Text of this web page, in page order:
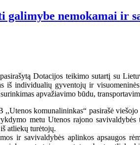
galimybe nemokamai ir
Dotacijos teikimo sutartį su
iš individualių gyventojų ir
apvažiavimo būdu,
komunalininkas“ pasirašė
metu Utenos rajono
atliekų turėtojų.
ir savivaldybės aplinkos apsaugos